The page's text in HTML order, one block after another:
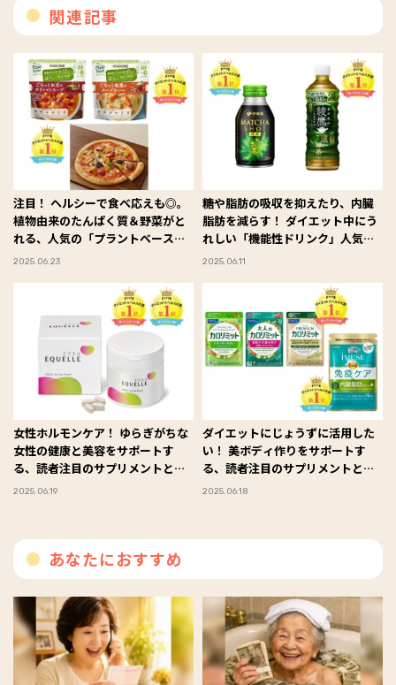
関連記事
注目！ ヘルシーで食べ応えも◎。
植物由来のたんぱく質＆野菜がと
れる、人気の「プラントベースフ
ード」 #FYTTE大賞
2025.06.23
糖や脂肪の吸収を抑えたり、内臓
脂肪を減らす！ ダイエット中にう
れしい「機能性ドリンク」人気ラ
ンキングを発表！ #FYTTE大賞
2025.06.11
女性ホルモンケア！ ゆらぎがちな
女性の健康と美容をサポートす
る、読者注目のサプリメントと
は？ #FYTTE大賞
2025.06.19
ダイエットにじょうずに活用した
い！ 美ボディ作りをサポートす
る、読者注目のサプリメントと
は？ #FYTTE大賞
2025.06.18
あなたにおすすめ